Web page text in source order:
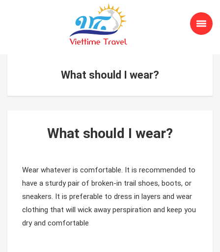
What should I wear?
What should I wear?
Wear whatever is comfortable. It is recommended to
have a sturdy pair of broken-in trail shoes, boots, or
sneakers. It is preferable to dress in layers and wear
clothing that will wick away perspiration and keep you
dry and comfortable